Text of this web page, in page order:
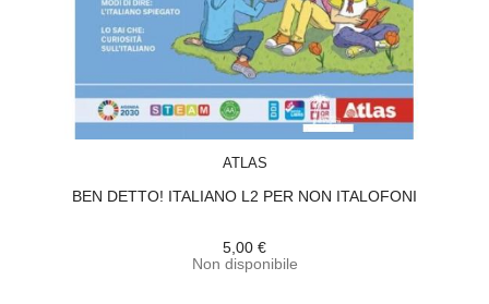
ATLAS
BEN DETTO! ITALIANO L2 PER NON ITALOFONI
5,00 €
Non disponibile